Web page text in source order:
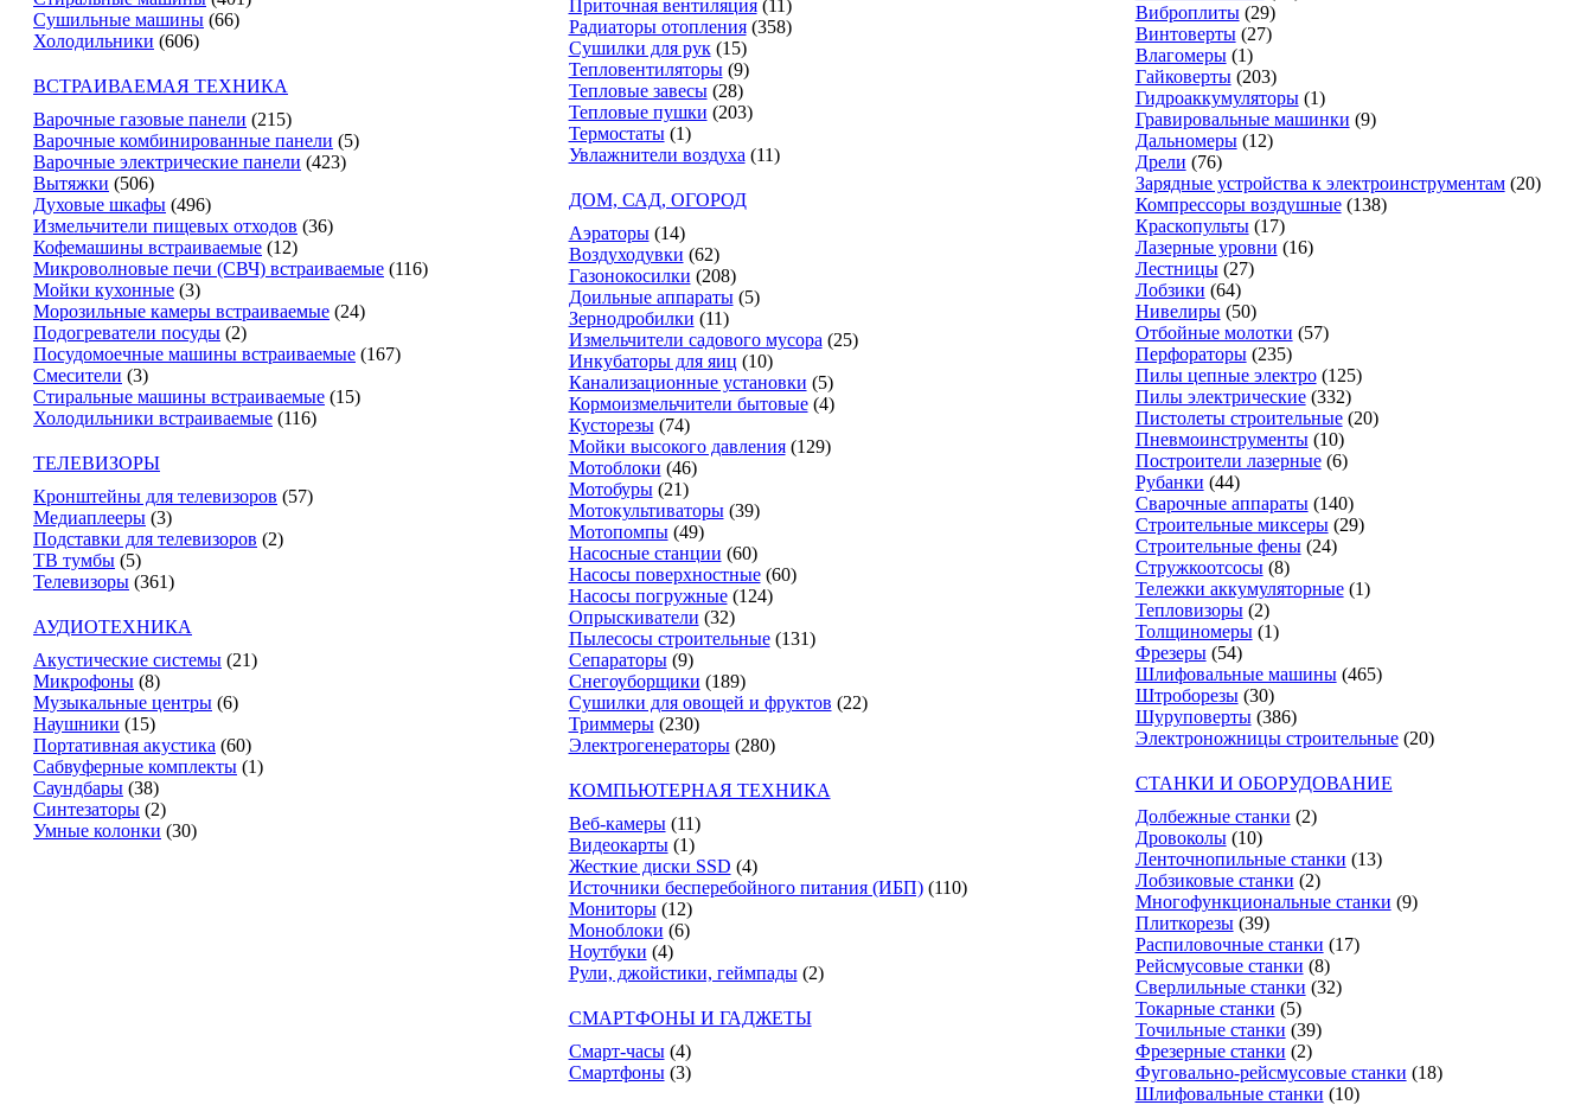
Сушильные машины (66)
Холодильники (606)
ВСТРАИВАЕМАЯ ТЕХНИКА
Варочные газовые панели (215)
Варочные комбинированные панели (5)
Варочные электрические панели (423)
Вытяжки (506)
Духовые шкафы (496)
Измельчители пищевых отходов (36)
Кофемашины встраиваемые (12)
Микроволновые печи (СВЧ) встраиваемые (116)
Мойки кухонные (3)
Морозильные камеры встраиваемые (24)
Подогреватели посуды (2)
Посудомоечные машины встраиваемые (167)
Смесители (3)
Стиральные машины встраиваемые (15)
Холодильники встраиваемые (116)
ТЕЛЕВИЗОРЫ
Кронштейны для телевизоров (57)
Медиаплееры (3)
Подставки для телевизоров (2)
ТВ тумбы (5)
Телевизоры (361)
АУДИОТЕХНИКА
Акустические системы (21)
Микрофоны (8)
Музыкальные центры (6)
Наушники (15)
Портативная акустика (60)
Сабвуферные комплекты (1)
Саундбары (38)
Синтезаторы (2)
Умные колонки (30)
Приточная вентиляция (11)
Радиаторы отопления (358)
Сушилки для рук (15)
Тепловентиляторы (9)
Тепловые завесы (28)
Тепловые пушки (203)
Термостаты (1)
Увлажнители воздуха (11)
ДОМ, САД, ОГОРОД
Аэраторы (14)
Воздуходувки (62)
Газонокосилки (208)
Доильные аппараты (5)
Зернодробилки (11)
Измельчители садового мусора (25)
Инкубаторы для яиц (10)
Канализационные установки (5)
Кормоизмельчители бытовые (4)
Кусторезы (74)
Мойки высокого давления (129)
Мотоблоки (46)
Мотобуры (21)
Мотокультиваторы (39)
Мотопомпы (49)
Насосные станции (60)
Насосы поверхностные (60)
Насосы погружные (124)
Опрыскиватели (32)
Пылесосы строительные (131)
Сепараторы (9)
Снегоуборщики (189)
Сушилки для овощей и фруктов (22)
Триммеры (230)
Электрогенераторы (280)
КОМПЬЮТЕРНАЯ ТЕХНИКА
Веб-камеры (11)
Видеокарты (1)
Жесткие диски SSD (4)
Источники бесперебойного питания (ИБП) (110)
Мониторы (12)
Моноблоки (6)
Ноутбуки (4)
Рули, джойстики, геймпады (2)
СМАРТФОНЫ И ГАДЖЕТЫ
Смарт-часы (4)
Смартфоны (3)
Виброплиты (29)
Винтоверты (27)
Влагомеры (1)
Гайковерты (203)
Гидроаккумуляторы (1)
Гравировальные машинки (9)
Дальномеры (12)
Дрели (76)
Зарядные устройства к электроинструментам (20)
Компрессоры воздушные (138)
Краскопульты (17)
Лазерные уровни (16)
Лестницы (27)
Лобзики (64)
Нивелиры (50)
Отбойные молотки (57)
Перфораторы (235)
Пилы цепные электро (125)
Пилы электрические (332)
Пистолеты строительные (20)
Пневмоинструменты (10)
Построители лазерные (6)
Рубанки (44)
Сварочные аппараты (140)
Строительные миксеры (29)
Строительные фены (24)
Стружкоотсосы (8)
Тележки аккумуляторные (1)
Тепловизоры (2)
Толщиномеры (1)
Фрезеры (54)
Шлифовальные машины (465)
Штроборезы (30)
Шуруповерты (386)
Электроножницы строительные (20)
СТАНКИ И ОБОРУДОВАНИЕ
Долбежные станки (2)
Дровоколы (10)
Ленточнопильные станки (13)
Лобзиковые станки (2)
Многофункциональные станки (9)
Плиткорезы (39)
Распиловочные станки (17)
Рейсмусовые станки (8)
Сверлильные станки (32)
Токарные станки (5)
Точильные станки (39)
Фрезерные станки (2)
Фуговально-рейсмусовые станки (18)
Шлифовальные станки (10)